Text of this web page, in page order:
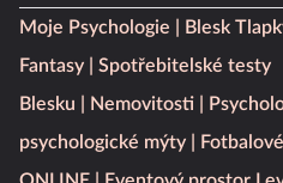
Moje Psychologie Blesk
Fantasy
Spotřebitelské testy
Blesku
Nemovitosti
psychologické mýty